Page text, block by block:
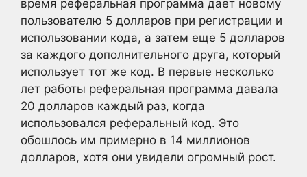
время реферальная программа дает новому
пользователю 5 долларов при регистрации и
использовании кода, а затем еще 5 долларов
за каждого дополнительного друга, который
использует тот же код. В первые несколько
лет работы реферальная программа давала
20 долларов каждый раз, когда
использовался реферальный код. Это
обошлось им примерно в 14 миллионов
долларов, хотя они увидели огромный рост.